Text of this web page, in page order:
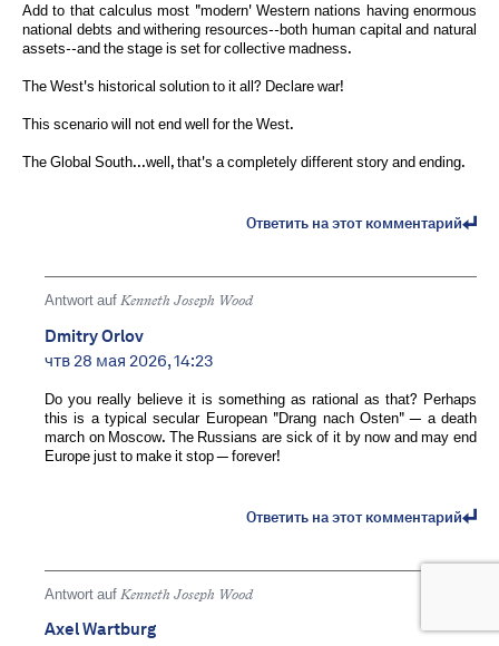
Add to that calculus most "modern' Western nations having enormous
national debts and withering resources--both human capital and natural
assets--and the stage is set for collective madness.
The West's historical solution to it all? Declare war!
This scenario will not end well for the West.
The Global South...well, that's a completely different story and ending.
Ответить на этот комментарий
Antwort auf Kenneth Joseph Wood
Dmitry Orlov
чтв 28 мая 2026, 14:23
Do you really believe it is something as rational as that? Perhaps
this is a typical secular European "Drang nach Osten" — a death
march on Moscow. The Russians are sick of it by now and may end
Europe just to make it stop — forever!
Ответить на этот комментарий
Antwort auf Kenneth Joseph Wood
Axel Wartburg